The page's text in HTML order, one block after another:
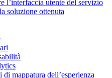
l’interfaccia utente del servizio
soluzione ottenuta
mappatura dell’esperienza